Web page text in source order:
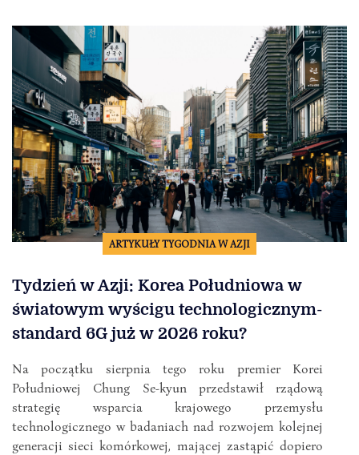
ARTYKUŁY TYGODNIA W AZJI
Tydzień w Azji: Korea Południowa w
światowym wyścigu technologicznym-
standard 6G już w 2026 roku?
Na początku sierpnia tego roku premier Korei
Południowej Chung Se-kyun przedstawił rządową
strategię wsparcia krajowego przemysłu
technologicznego w badaniach nad rozwojem kolejnej
generacji sieci komórkowej, mającej zastąpić dopiero